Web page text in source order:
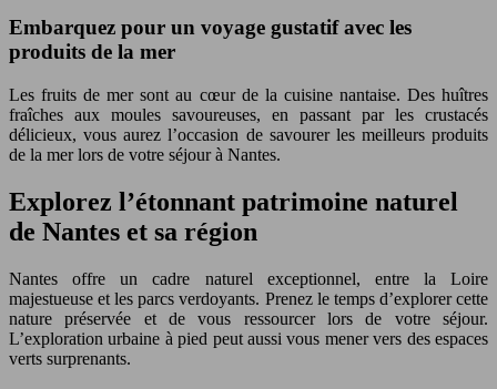
Embarquez pour un voyage gustatif avec les
produits de la mer
Les fruits de mer sont au cœur de la cuisine nantaise. Des huîtres
fraîches aux moules savoureuses, en passant par les crustacés
délicieux, vous aurez l’occasion de savourer les meilleurs produits
de la mer lors de votre séjour à Nantes.
Explorez l’étonnant patrimoine naturel
de Nantes et sa région
Nantes offre un cadre naturel exceptionnel, entre la Loire
majestueuse et les parcs verdoyants. Prenez le temps d’explorer cette
nature préservée et de vous ressourcer lors de votre séjour.
L’exploration urbaine à pied peut aussi vous mener vers des espaces
verts surprenants.